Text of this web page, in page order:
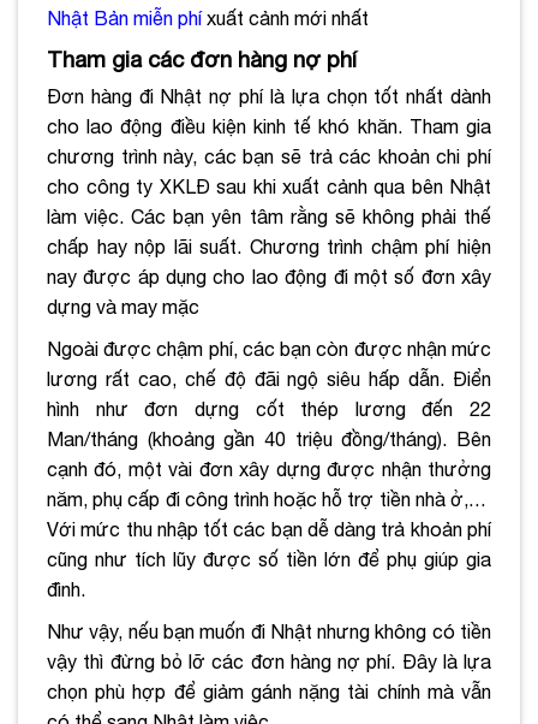
Nhật Bản miễn phíxuất cảnh mới nhất
Tham gia các đơn hàng nợ phí
Đơn hàng đi Nhật nợ phí là lựa chọn tốt nhất dành
cho lao động điều kiện kinh tế khó khăn. Tham gia
chương trình này, các bạn sẽ trả các khoản chi phí
cho công ty XKLĐ sau khi xuất cảnh qua bên Nhật
làm việc. Các bạn yên tâm rằng sẽ không phải thế
chấp hay nộp lãi suất. Chương trình chậm phí hiện
nay được áp dụng cho lao động đi một số đơn xây
dựng và may mặc
Ngoài được chậm phí, các bạn còn được nhận mức
lương rất cao, chế độ đãi ngộ siêu hấp dẫn. Điển
hình như đơn dựng cốt thép lương đến 22
Man/tháng (khoảng gần 40 triệu đồng/tháng). Bên
cạnh đó, một vài đơn xây dựng được nhận thưởng
năm, phụ cấp đi công trình hoặc hỗ trợ tiền nhà ở,…
Với mức thu nhập tốt các bạn dễ dàng trả khoản phí
cũng như tích lũy được số tiền lớn để phụ giúp gia
đình.
Như vậy, nếu bạn muốn đi Nhật nhưng không có tiền
vậy thì đừng bỏ lỡ các đơn hàng nợ phí. Đây là lựa
chọn phù hợp để giảm gánh nặng tài chính mà vẫn